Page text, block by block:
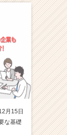
月15日
な基礎